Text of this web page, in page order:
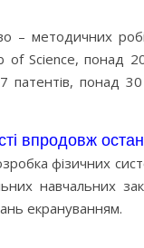
– методичних
of Science, понад
7 патентів, понад
впродовж
фізичних
навчальних
екрануванням.